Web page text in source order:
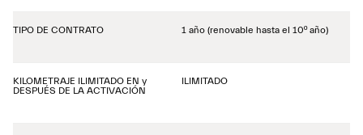
TIPO DE CONTRATO 1 año (renovable hasta el 10º año)
KILOMETRAJE ILIMITADO EN y
DESPUÉS DE LA ACTIVACIÓN
ILIMITADO